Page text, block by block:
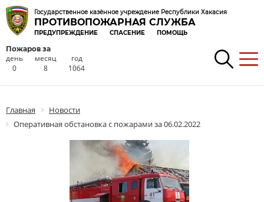
Государственное казённое учреждение Республики Хакасия
ПРОТИВОПОЖАРНАЯ СЛУЖБА
ПРЕДУПРЕЖДЕНИЕ СПАСЕНИЕ ПОМОЩЬ
Пожаров за
день
0
месяц
8
год
1064
Главная
Новости
Оперативная обстановка с пожарами за 06.02.2022